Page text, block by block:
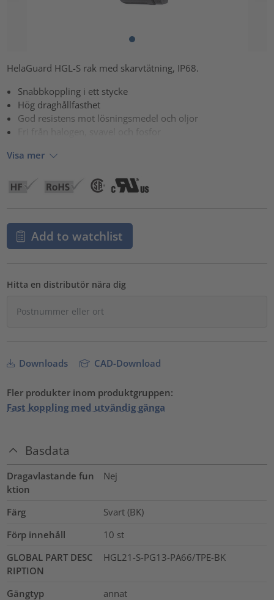
HelaGuard HGL-S rak med skarvtätning, IP68.
Snabbkoppling i ett stycke
Hög draghållfasthet
God resistens mot lösningsmedel och oljor
Fri från halogen, svavel och fosfor
Visa mer
Add to watchlist
Hitta en distributör nära dig
Downloads CAD-Download
Fler produkter inom produktgruppen:
Fast koppling med utvändig gänga
Basdata
Dragavlastande fun
ktion
Nej
Färg
Svart (BK)
Förp innehåll
10 st
GLOBAL PART DESC
RIPTION
HGL21-S-PG13-PA66/TPE-BK
Gängtyp
annat